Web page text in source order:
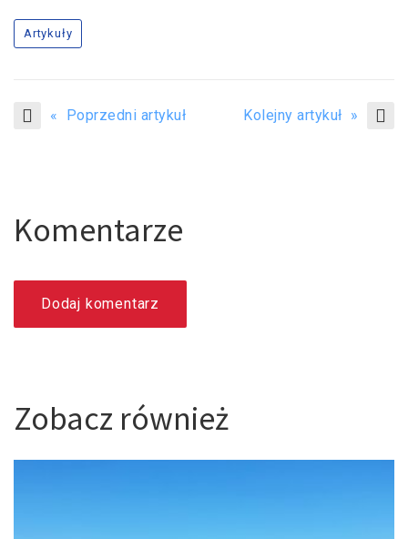
Artykuły
« Poprzedni artykuł Kolejny artykuł »
Komentarze
Dodaj komentarz
Zobacz również